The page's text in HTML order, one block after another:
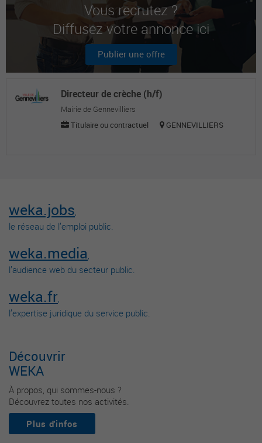
Vous recrutez ?
Diffusez votre annonce ici
Publier une offre
Directeur de crèche (h/f)
Mairie de Gennevilliers
Titulaire ou contractuel
GENNEVILLIERS
weka.jobs,
le réseau de l’emploi public.
weka.media,
l’audience web du secteur public.
weka.fr,
l’expertise juridique du service public.
Découvrir
WEKA
À propos, qui sommes-nous ?
Découvrez toutes nos activités.
Plus d'infos